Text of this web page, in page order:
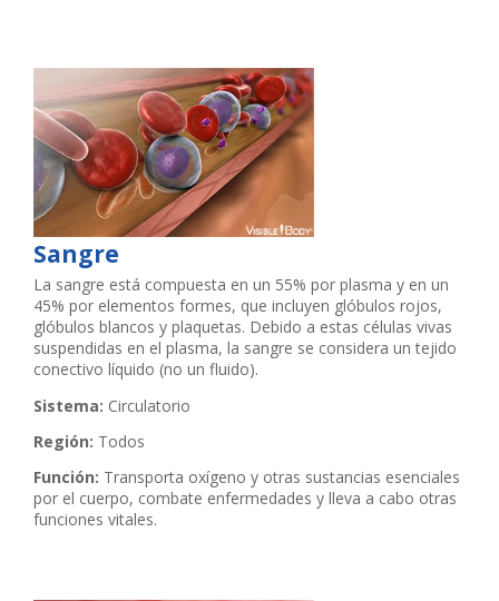
Sangre
La sangre está compuesta en un 55% por plasma y en un
45% por elementos formes, que incluyen glóbulos rojos,
glóbulos blancos y plaquetas. Debido a estas células vivas
suspendidas en el plasma, la sangre se considera un tejido
conectivo líquido (no un fluido).
Sistema: Circulatorio
Región: Todos
Función: Transporta oxígeno y otras sustancias esenciales
por el cuerpo, combate enfermedades y lleva a cabo otras
funciones vitales.